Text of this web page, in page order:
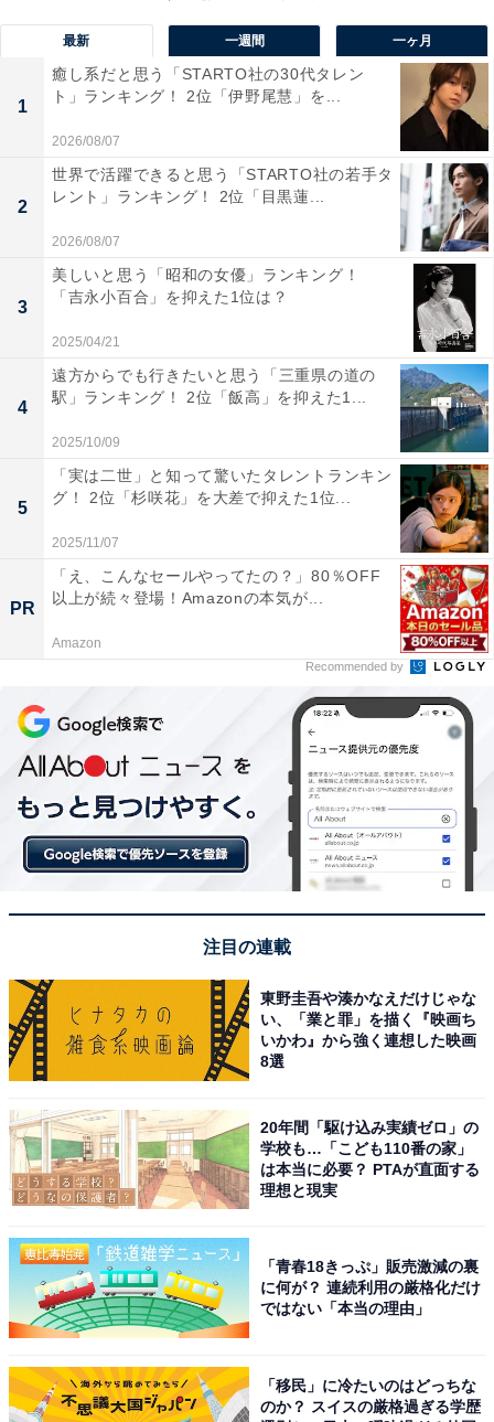
大阪駅から電車で約40分でアクセスでき、周辺を国定公
園「明治の森箕面国定公園」に囲まれた自然豊かな立地
が魅力の温泉地です。とろりとした炭酸水素塩泉は“美肌
の湯”で知られ、高台から大阪平野を一望できる露天風呂
が自慢の宿や温泉テーマパークなど、家族連れでも楽し
める施設が充実しています。
回答者からは、「大阪市内からのアクセスが良く、自然
豊かな箕面の滝やハイキングも楽しめるため、温泉と自
然散策の両方を満喫できるのが魅力です。日帰りでもゆ
ったり過ごせてリフレッシュできますし、施設も充実し
ていて快適に過ごせるのでおすすめです」（50代男性／
大阪府）、「箕面温泉は大阪市内から電車で30～40分ほ
どの好アクセス自然豊かな箕面公園に隣接し、四季の景
色が楽しめる『大江戸温泉物語 箕面温泉スパーガーデ
ン』は、日帰り入浴・岩盤浴・グルメ・演芸ショーまで
揃っていて、1日中楽しめるから」（20代女性／兵庫
県）、「山の中にあり雰囲気も和風の感じが出ていまし
た。特に、2000円で1日遊び放題のゲームセンターがあ
るのが非常にユニークで、ゲーム好きなら必ず楽しめま
す。休憩場所も広く、売店もうどんやクレープなどの多
種が用意されています」（40代女性／兵庫県）などのコ
メントが寄せられました。
※「大江戸温泉物語 箕面温泉スパーガーデン」は2025年
3月31日よりリニューアル工事のため休館中
※回答者からのコメントは原文ママです
この記事の筆者：福島 ゆき プロフィール
アニメや漫画のレビュー、エンタメトピックスなどを中
心に、オールジャンルで執筆中のライター。時々、店舗
取材などのリポート記事も担当。All AboutおよびAll
About ニュースでのライター歴は6年。
次ページ 4位までのランキング結果を見る
最新 一週間 一ヶ月
1
癒し系だと思う「STARTO社の30代タレン
ト」ランキング！ 2位「伊野尾慧」を...
2026/08/07
2
世界で活躍できると思う「STARTO社の若手タ
レント」ランキング！ 2位「目黒蓮...
2026/08/07
3
美しいと思う「昭和の女優」ランキング！
「吉永小百合」を抑えた1位は？
2025/04/21
4
遠方からでも行きたいと思う「三重県の道の
駅」ランキング！ 2位「飯高」を抑えた1...
2025/10/09
5
「実は二世」と知って驚いたタレントランキン
グ！ 2位「杉咲花」を大差で抑えた1位...
2025/11/07
PR
「え、こんなセールやってたの？」80％OFF
以上が続々登場！Amazonの本気が...
Amazon
Recommended by
注目の連載
東野圭吾や湊かなえだけじゃな
い、「業と罪」を描く『映画ち
いかわ』から強く連想した映画
8選
20年間「駆け込み実績ゼロ」の
学校も…「こども110番の家」
は本当に必要？ PTAが直面する
理想と現実
「青春18きっぷ」販売激減の裏
に何が？ 連続利用の厳格化だけ
ではない「本当の理由」
「移民」に冷たいのはどっちな
のか？ スイスの厳格過ぎる学歴